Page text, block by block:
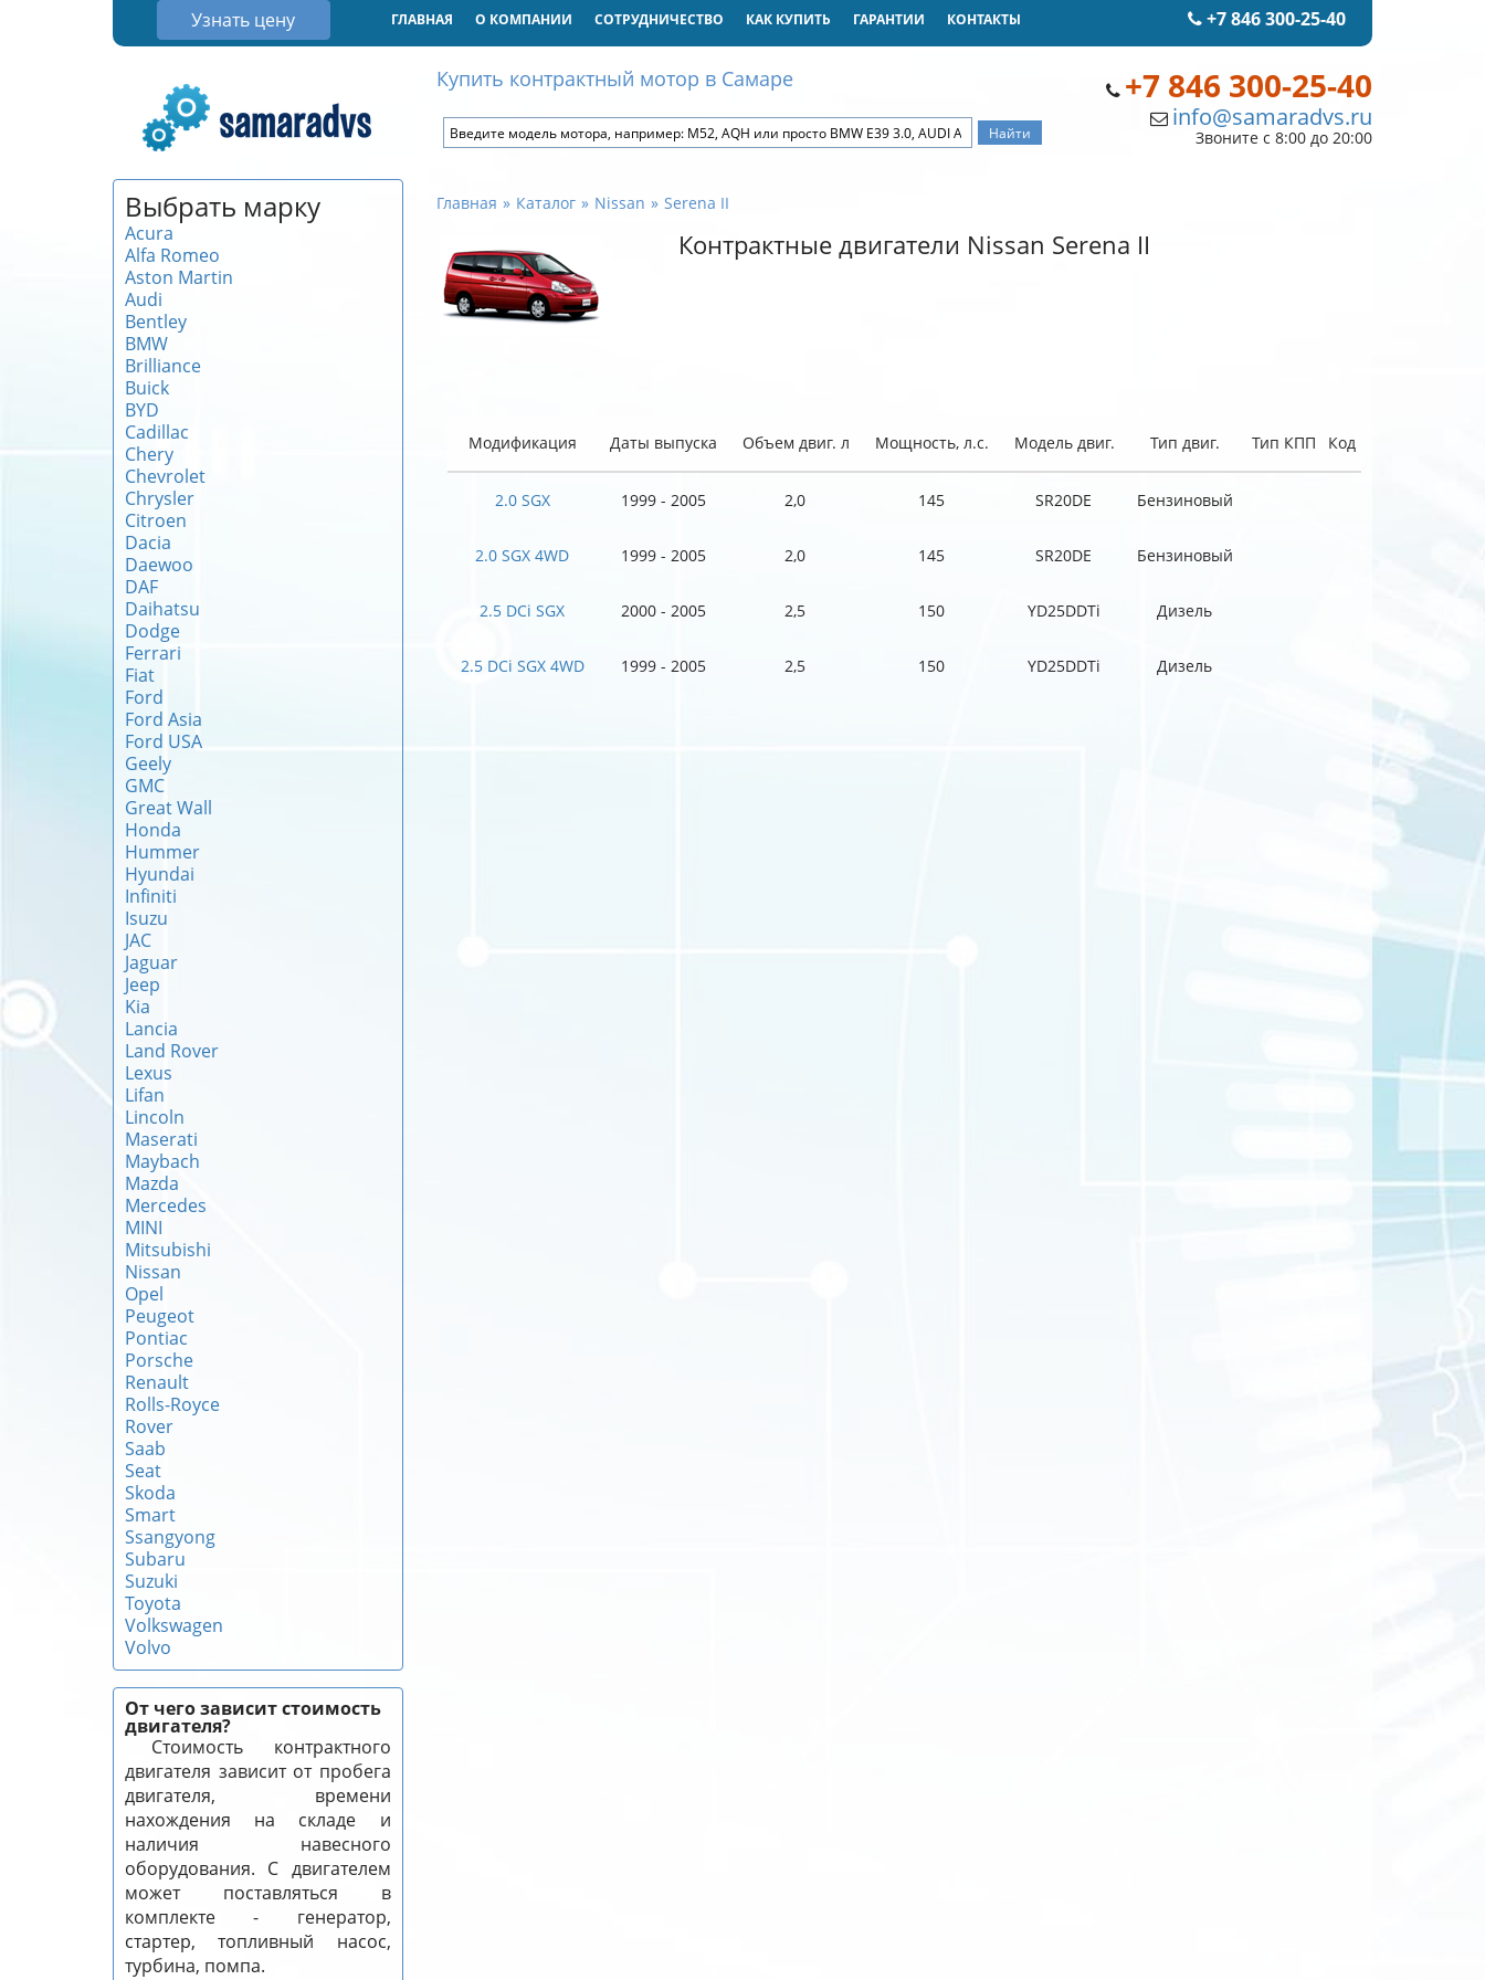
Узнать цену +7 846 300-25-40
ГЛАВНАЯ О КОМПАНИИ СОТРУДНИЧЕСТВО КАК КУПИТЬ ГАРАНТИИ КОНТАКТЫ
+7 846 300-25-40
info@samaradvs.ru
Звоните с 8:00 до 20:00
Купить контрактный мотор в Самаре
Выбрать марку
Acura
Alfa Romeo
Aston Martin
Audi
Bentley
BMW
Brilliance
Buick
BYD
Cadillac
Chery
Chevrolet
Chrysler
Citroen
Dacia
Daewoo
DAF
Daihatsu
Dodge
Ferrari
Fiat
Ford
Ford Asia
Ford USA
Geely
GMC
Great Wall
Honda
Hummer
Hyundai
Infiniti
Isuzu
JAC
Jaguar
Jeep
Kia
Lancia
Land Rover
Lexus
Lifan
Lincoln
Maserati
Maybach
Mazda
Mercedes
MINI
Mitsubishi
Nissan
Opel
Peugeot
Pontiac
Porsche
Renault
Rolls-Royce
Rover
Saab
Seat
Skoda
Smart
Ssangyong
Subaru
Suzuki
Toyota
Volkswagen
Volvo
От чего зависит стоимость
двигателя?
Стоимость контрактного
двигателя зависит от пробега
двигателя, времени
нахождения на складе и
наличия навесного
оборудования. С двигателем
может поставляться в
комплекте - генератор,
стартер, топливный насос,
турбина, помпа.
Главная Каталог Nissan Serena II
Контрактные двигатели Nissan Serena II
Модификация Даты выпуска Объем двиг. л Мощность, л.с. Модель двиг. Тип двиг. Тип КПП Код
2.0 SGX 1999 - 2005 2,0 145 SR20DE Бензиновый
2.0 SGX 4WD 1999 - 2005 2,0 145 SR20DE Бензиновый
2.5 DCi SGX 2000 - 2005 2,5 150 YD25DDTi Дизель
2.5 DCi SGX 4WD 1999 - 2005 2,5 150 YD25DDTi Дизель